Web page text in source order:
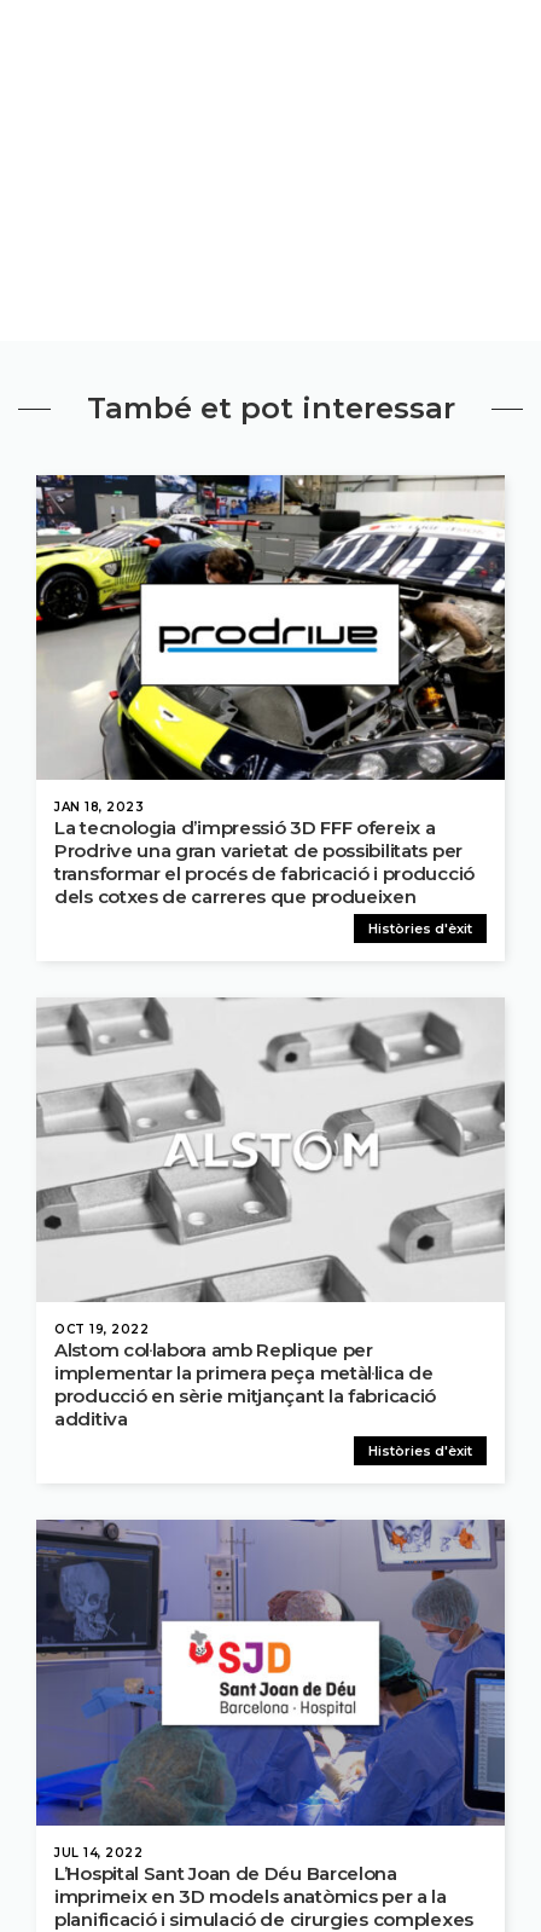
També et pot interessar
JAN 18, 2023
Històries d'èxit
La tecnologia d’impressió 3D FFF ofereix a
Prodrive una gran varietat de possibilitats per
transformar el procés de fabricació i producció
dels cotxes de carreres que produeixen
OCT 19, 2022
Històries d'èxit
Alstom col·labora amb Replique per
implementar la primera peça metàl·lica de
producció en sèrie mitjançant la fabricació
additiva
JUL 14, 2022
L’Hospital Sant Joan de Déu Barcelona
imprimeix en 3D models anatòmics per a la
planificació i simulació de cirurgies complexes